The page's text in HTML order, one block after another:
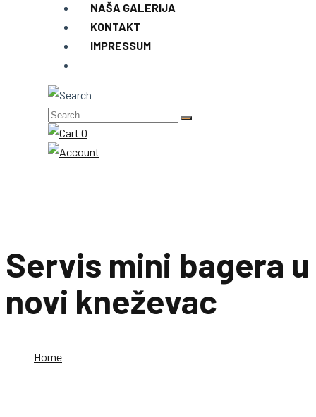
NAŠA GALERIJA
KONTAKT
IMPRESSUM
0
Servis mini bagera u
novi kneževac
Home